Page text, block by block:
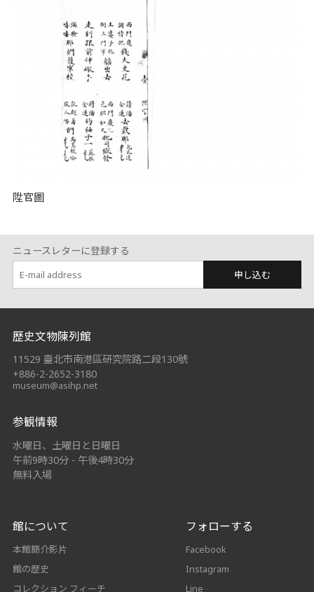
陞官圖
ニュースレターに登録する
申し込む
:::
歷史文物陳列館
11529 臺北市南港區研究院路二段130號
+886-2-2652-3180
museum@asihp.net
参観情報
水曜日、土曜日と日曜日
午前9時30分 - 午後4時30分
無料入場
館について
本館簡介影片
館の歴史
コレクション フィーチ
フォローする
Facebook
Instagram
Line